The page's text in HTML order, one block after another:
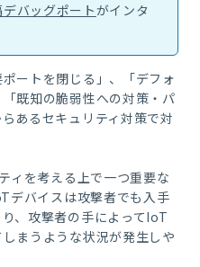
バッグポートがインタ
ートを閉じる」、「デフォ
既知の脆弱性への対策・パ
あるセキュリティ対策で対
ィを考える上で一つ重要な
デバイスは攻撃者でも入手
、攻撃者の手によってIoT
まうような状況が発生しや